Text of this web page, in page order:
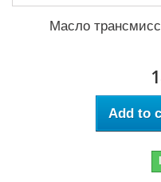
Масло
Add to